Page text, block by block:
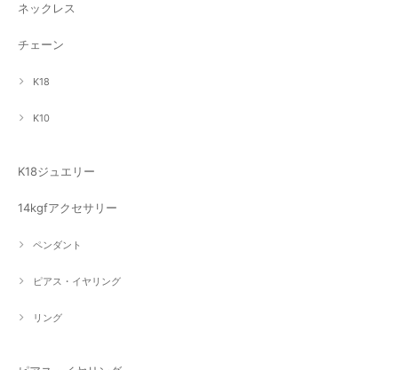
ネックレス
チェーン
K18
K10
K18ジュエリー
14kgfアクセサリー
ペンダント
ピアス・イヤリング
リング